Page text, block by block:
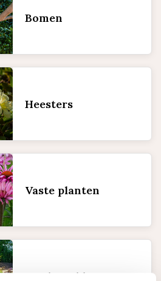
Bomen
Heesters
Vaste planten
Borderpakketten